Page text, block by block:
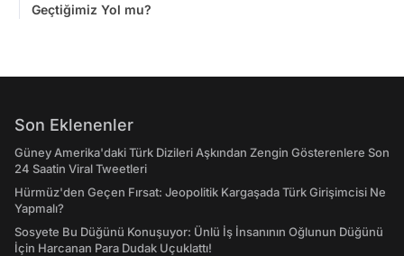
Geçtiğimiz Yol mu?
Son Eklenenler
Güney Amerika'daki Türk Dizileri Aşkından Zengin Gösterenlere Son
24 Saatin Viral Tweetleri
Hürmüz'den Geçen Fırsat: Jeopolitik Kargaşada Türk Girişimcisi Ne
Yapmalı?
Sosyete Bu Düğünü Konuşuyor: Ünlü İş İnsanının Oğlunun Düğünü
İçin Harcanan Para Dudak Uçuklattı!